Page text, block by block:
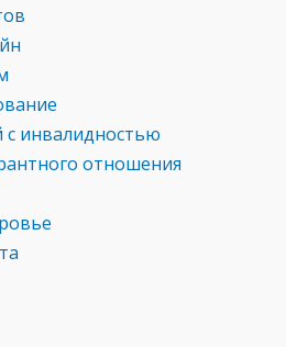
инвалидностью
отношения